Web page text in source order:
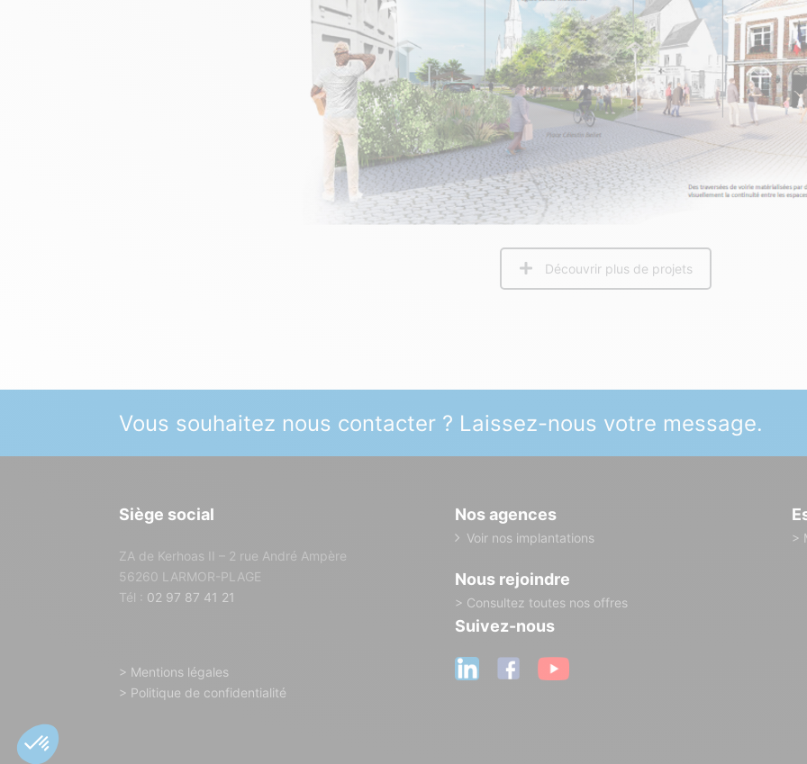
Découvrir plus de projets
Vous souhaitez nous contacter ? Laissez-nous votre message.
Siège social
ZA de Kerhoas II – 2 rue André Ampère
56260 LARMOR-PLAGE
Tél : 02 97 87 41 21
> Mentions légales
> Politique de confidentialité
Nos agences
Voir nos implantations
Nous rejoindre
> Consultez toutes nos offres
Suivez-nous
>